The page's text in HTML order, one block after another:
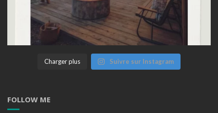
Charger plus Suivre sur Instagram
FOLLOW ME